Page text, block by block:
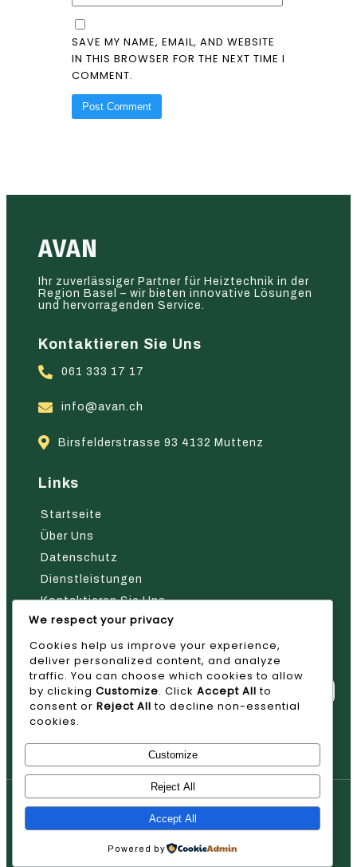
SAVE MY NAME, EMAIL, AND WEBSITE
IN THIS BROWSER FOR THE NEXT TIME I
COMMENT.
AVAN
Ihr zuverlässiger Partner für Heiztechnik in der
Region Basel – wir bieten innovative Lösungen
und hervorragenden Service.
Kontaktieren Sie Uns
061 333 17 17
info@avan.ch
Birsfelderstrasse 93 4132 Muttenz
Links
Startseite
Über Uns
Datenschutz
Dienstleistungen
Kontaktieren Sie Uns
Nehmen Sie Kontakt Mit Uns Auf
© 2026 AVAN
We respect your privacy
Cookies help us improve your experience,
deliver personalized content, and analyze
traffic. You can choose which cookies to allow
by clicking Customize. Click Accept All to
consent or Reject All to decline non-essential
cookies.
Customize
Reject All
Accept All
Powered by